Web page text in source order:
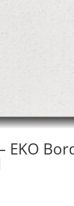
EKO